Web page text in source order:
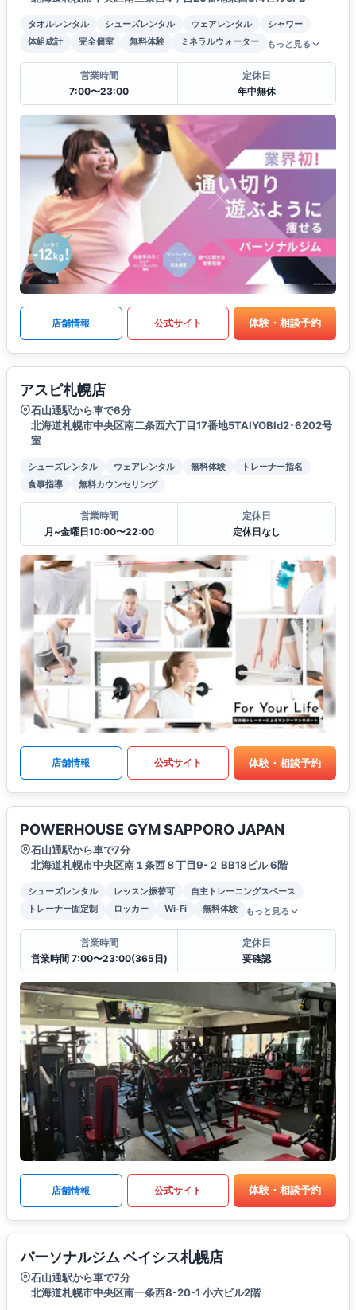
タオルレンタル シューズレンタル ウェアレンタル
シャワー
体組成計
完全個室 無料体験 ミネラルウォーター もっと見る
営業時間
7:00〜23:00
定休日
年中無休
店舗情報 公式サイト 体験・相談予約
アスピ札幌店
石山通駅から車で6分
北海道札幌市中央区南二条西六丁目17番地5TAIYOBld2･6202号
室
シューズレンタル ウェアレンタル 無料体験
トレーナー指名
食事指導
無料カウンセリング
営業時間
月~金曜日10:00〜22:00
定休日
定休日なし
店舗情報 公式サイト 体験・相談予約
POWERHOUSE GYM SAPPORO JAPAN
石山通駅から車で7分
北海道札幌市中央区南１条西８丁目9-２ BB18ビル 6階
シューズレンタル レッスン振替可
自主トレーニングスペース
トレーナー固定制
ロッカー Wi-Fi 無料体験 もっと見る
営業時間
営業時間 7:00〜23:00(365日)
定休日
要確認
店舗情報 公式サイト 体験・相談予約
パーソナルジム ベイシス札幌店
石山通駅から車で7分
北海道札幌市中央区南一条西8-20-1 小六ビル2階